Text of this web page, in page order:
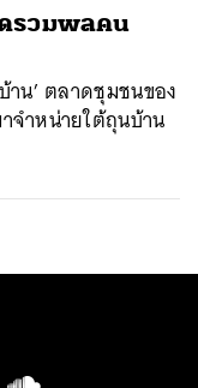
รวมพลคน
าน’ ตลาดชุมชนของ
จำหน่ายใต้ถุนบ้าน